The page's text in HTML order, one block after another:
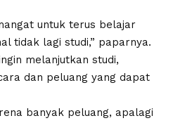
untuk terus belajar
tidak lagi studi,” paparnya.
melanjutkan studi,
dan peluang yang dapat
banyak peluang, apalagi